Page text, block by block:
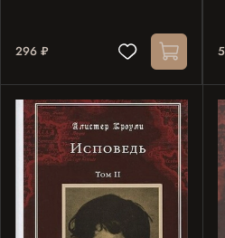
296 ₽